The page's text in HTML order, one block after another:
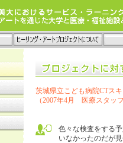
茨城県立こども病院CTス
（2007年4月 医療スタッ
色々な検査をする
いなかったのだが